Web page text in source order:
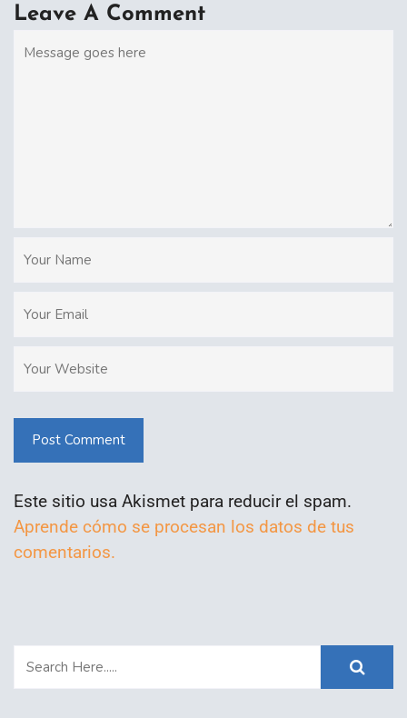
Leave A Comment
Post Comment
Este sitio usa Akismet para reducir el spam.
Aprende cómo se procesan los datos de tus
comentarios.